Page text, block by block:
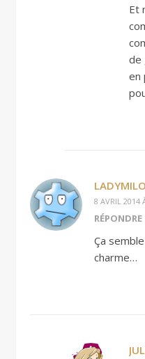
Et
de
en
8 AVRIL 2014
RÉPONDRE
Ça
charme…